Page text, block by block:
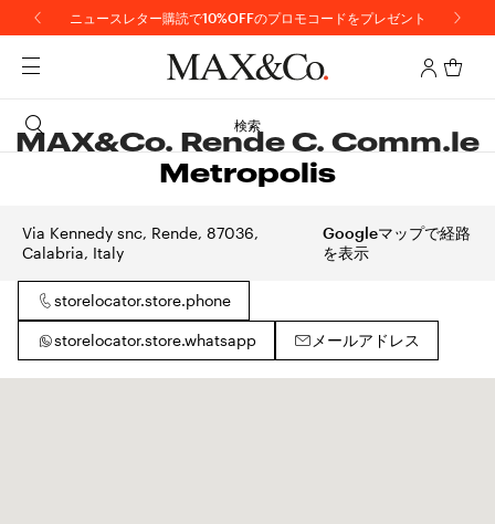
【重要】地震の影響による配送遅延について
ニュースレター購読で10%OFFのプロモコードをプレゼント
検索
MAX&Co. Rende C. Comm.le
Metropolis
Via Kennedy snc, Rende, 87036,
Calabria, Italy
Googleマップで経路
を表示
storelocator.store.phone
storelocator.store.whatsapp メールアドレス